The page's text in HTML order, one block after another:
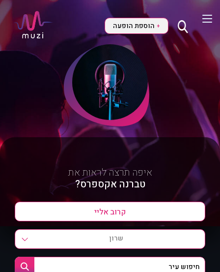
+ הוספת הופעה
איפה תרצה לראות את
טברנה אקספרס?
שרון